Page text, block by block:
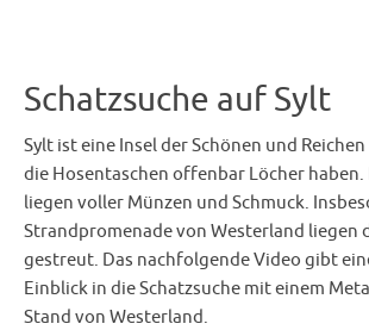
Schatzsuche auf Sylt
Sylt ist eine Insel der Schönen und
die Hosentaschen offenbar Löcher haben.
liegen voller Münzen und Schmuck.
Strandpromenade von Westerland liegen
gestreut. Das nachfolgende Video gibt
Einblick in die Schatzsuche mit einem
Stand von Westerland.